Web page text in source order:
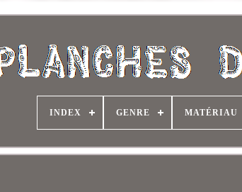
INDEX GENRE MATÉRIAU